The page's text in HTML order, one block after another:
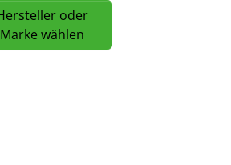
oder
Marke wählen